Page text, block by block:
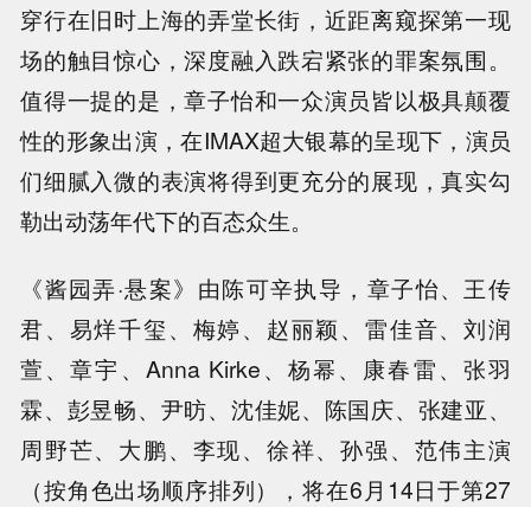
穿行在旧时上海的弄堂长街，近距离窥探第一现
场的触目惊心，深度融入跌宕紧张的罪案氛围。
值得一提的是，章子怡和一众演员皆以极具颠覆
性的形象出演，在IMAX超大银幕的呈现下，演员
们细腻入微的表演将得到更充分的展现，真实勾
勒出动荡年代下的百态众生。
《酱园弄·悬案》由陈可辛执导，章子怡、王传
君、易烊千玺、梅婷、赵丽颖、雷佳音、刘润
萱、章宇、Anna Kirke、杨幂、康春雷、张羽
霖、彭昱畅、尹昉、沈佳妮、陈国庆、张建亚、
周野芒、大鹏、李现、徐祥、孙强、范伟主演
（按角色出场顺序排列），将在6月14日于第27